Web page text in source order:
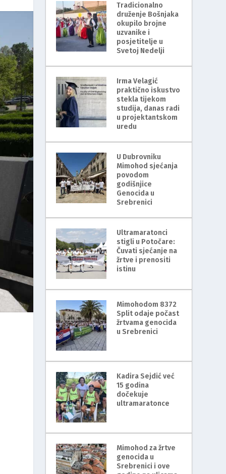
Tradicionalno
druženje Bošnjaka
okupilo brojne
uzvanike i
posjetitelje u
Svetoj Nedelji
Irma Velagić
praktično iskustvo
stekla tijekom
studija, danas radi
u projektantskom
uredu
U Dubrovniku
Mimohod sjećanja
povodom
godišnjice
Genocida u
Srebrenici
Ultramaratonci
stigli u Potočare:
Čuvati sjećanje na
žrtve i prenositi
istinu
Mimohodom 8372
Split odaje počast
žrtvama genocida
u Srebrenici
Kadira Sejdić već
15 godina
dočekuje
ultramaratonce
Mimohod za žrtve
genocida u
Srebrenici i ove